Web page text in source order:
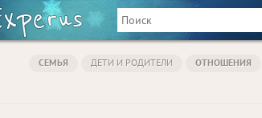
СЕМЬЯ ДЕТИ И РОДИТЕЛИ ОТНОШЕНИЯ